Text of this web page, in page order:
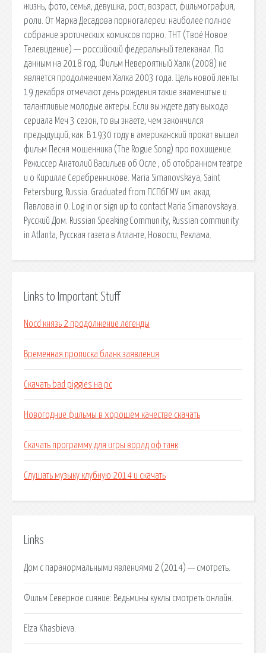
жизнь, фото, семья, девушка, рост, возраст, фильмография,
роли. От Марка Десадова порногалереи: наиболее полное
собрание эротических комиксов порно. ТНТ (Твоё Новое
Телевидение) — российский федеральный телеканал. По
данным на 2018 год. Фильм Невероятный Халк (2008) не
является продолжением Халка 2003 года. Цель новой ленты.
19 декабря отмечают день рождения такие знаменитые и
талантливые молодые актеры. Если вы ждете дату выхода
сериала Меч 3 сезон, то вы знаете, чем закончился
предыдущий, как. В 1930 году в американский прокат вышел
фильм Песня мошенника (The Rogue Song) про похищение.
Режиссер Анатолий Васильев об Осле , об отобранном театре
и о Кирилле Серебренникове. Maria Simanovskaya, Saint
Petersburg, Russia. Graduated from ПСПбГМУ им. акад.
Павлова in 0. Log in or sign up to contact Maria Simanovskaya.
Русский Дом. Russian Speaking Community, Russian community
in Atlanta, Русская газета в Атланте, Новости, Реклама.
Links to Important Stuff
Nocd князь 2 продолжение легенды
Временная прописка бланк заявления
Скачать bad piggies на pc
Новогодние фильмы в хорошем качестве скачать
Скачать программу для игры ворлд оф танк
Слушать музыку клубную 2014 и скачать
Links
Дом с паранормальными явлениями 2 (2014) — смотреть.
Фильм Северное сияние: Ведьмины куклы смотреть онлайн.
Elza Khasbieva.